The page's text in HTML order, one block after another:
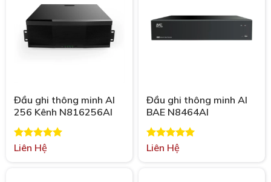
Đầu ghi thông minh AI
256 Kênh N816256AI
Được xếp
5.00
Liên Hệ
Đầu ghi thông minh AI
BAE N8464AI
Được xếp
5.00
Liên Hệ